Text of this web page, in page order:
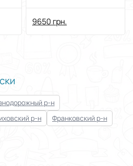
9650 грн.
р-н
р-н
Франковский р-н